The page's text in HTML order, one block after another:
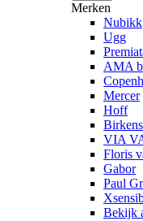
Merken
Nubikk
Ugg
AMA
Mercer
Hoff
VIA
Floris
Gabor
Paul
Bekijk